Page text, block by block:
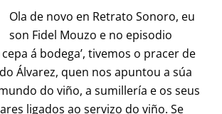
Ola de novo en Retrato Sonoro, eu
son Fidel Mouzo e no episodio
á bodega’, tivemos o pracer de
Álvarez, quen nos apuntou a súa
do viño, a sumillería e os seus
ligados ao servizo do viño. Se